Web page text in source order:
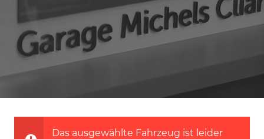
Das ausgewählte Fahrzeug ist leider